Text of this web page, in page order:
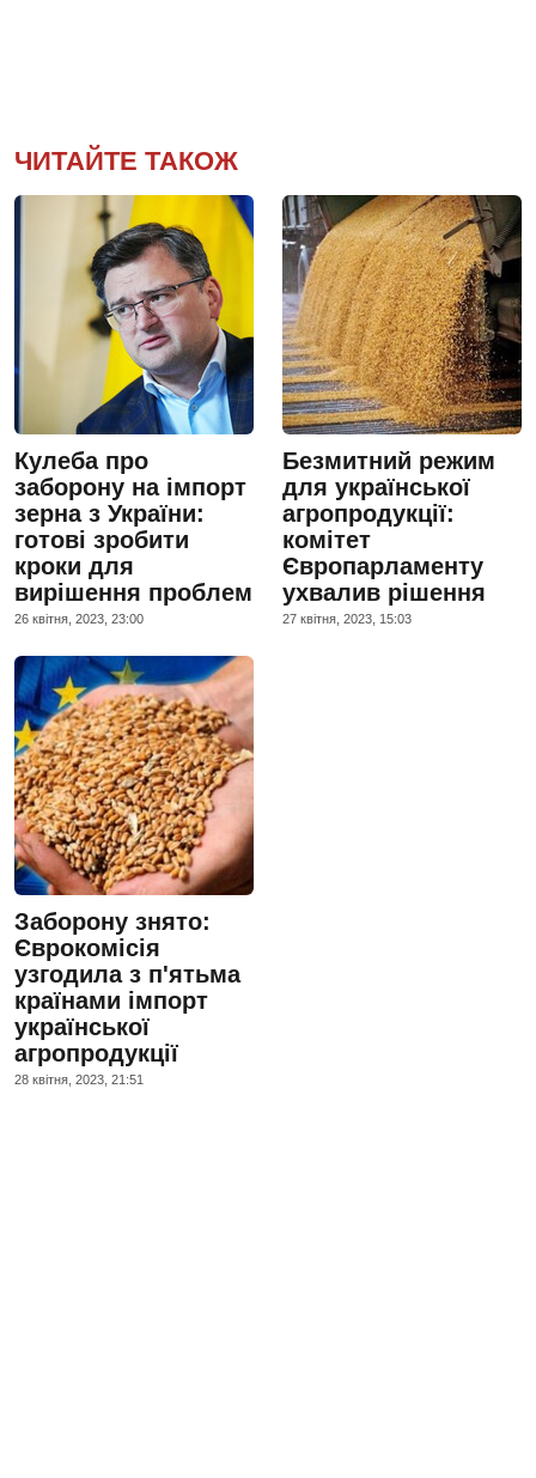
ЧИТАЙТЕ ТАКОЖ
Кулеба про
заборону на імпорт
зерна з України:
готові зробити
кроки для
вирішення проблем
26 квiтня, 2023, 23:00
Безмитний режим
для української
агропродукції:
комітет
Європарламенту
ухвалив рішення
27 квiтня, 2023, 15:03
Заборону знято:
Єврокомісія
узгодила з п'ятьма
країнами імпорт
української
агропродукції
28 квiтня, 2023, 21:51